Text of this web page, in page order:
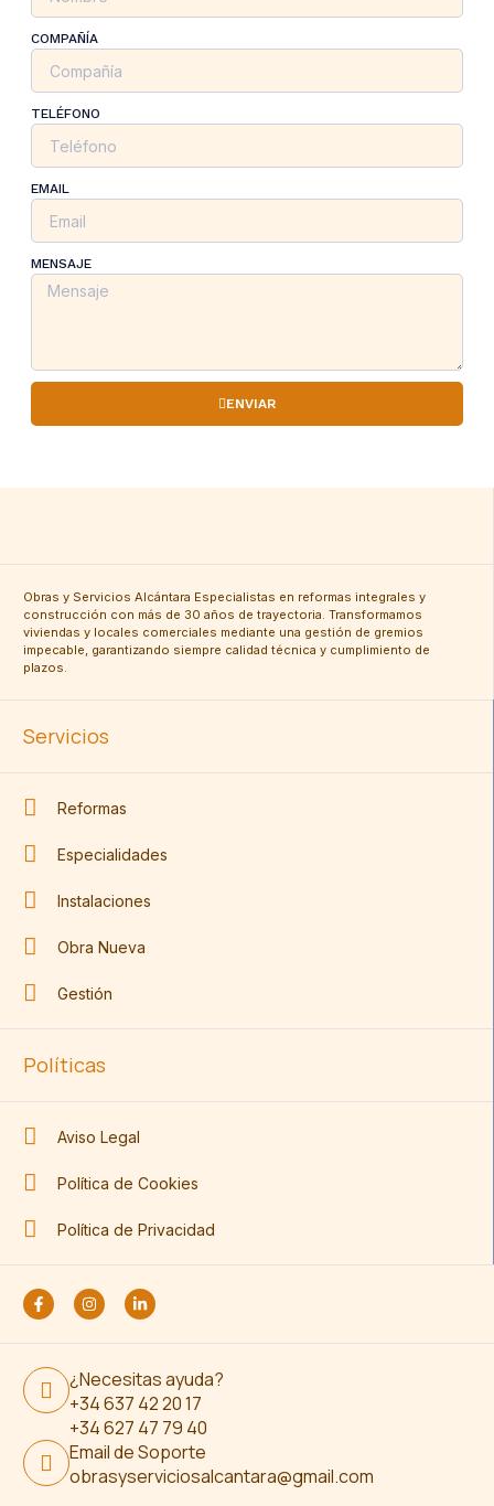
COMPAÑÍA
TELÉFONO
EMAIL
MENSAJE
ENVIAR
Obras y Servicios Alcántara Especialistas en reformas integrales y
construcción con más de 30 años de trayectoria. Transformamos
viviendas y locales comerciales mediante una gestión de gremios
impecable, garantizando siempre calidad técnica y cumplimiento de
plazos.
Servicios
Reformas
Especialidades
Instalaciones
Obra Nueva
Gestión
Políticas
Aviso Legal
Política de Cookies
Política de Privacidad
¿Necesitas ayuda?
+34 637 42 20 17
+34 627 47 79 40
Email de Soporte
obrasyserviciosalcantara@gmail.com